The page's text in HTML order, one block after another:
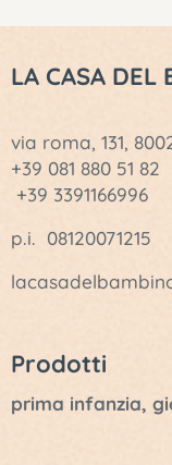
LA CASA DEL
via roma, 131,
+39 081 880 51 82
+39 3391166996
p.i. 08120071215
Prodotti
prima infanzia,